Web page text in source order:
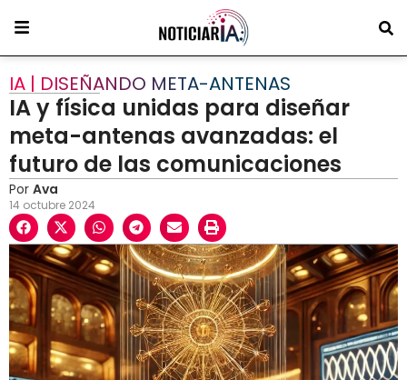
IA | DISEÑANDO META-ANTENAS
IA y física unidas para diseñar
meta-antenas avanzadas: el
futuro de las comunicaciones
Por Ava
14 octubre 2024